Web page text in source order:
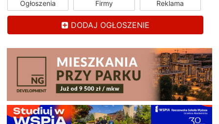
Ogłoszenia Firmy Reklama
DODAJ OGŁOSZENIE